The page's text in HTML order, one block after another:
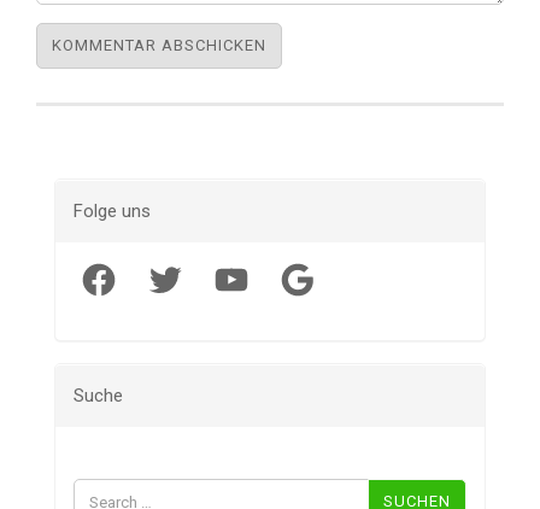
Folge uns
Facebook Twitter YouTube Google
Suche
Suchen
nach: